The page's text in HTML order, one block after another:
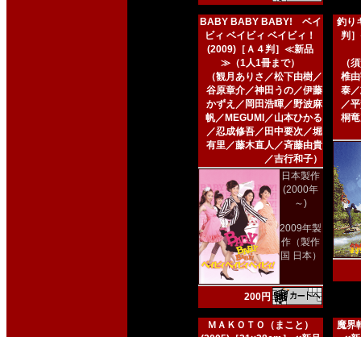
BABY BABY BABY! ベイ
ビィ ベイビィ ベイビィ！
(2009)［Ａ４判］≪新品
≫（1人1冊まで）
（観月ありさ／松下由樹／
谷原章介／神田うの／伊藤
かずえ／岡田浩暉／野波麻
帆／MEGUMI／山本ひかる
／忍成修吾／田中要次／堀
有里／藤木直人／斉藤由貴
／吉行和子）
日本製作
(2000年
～)
2009年製
作（製作
国 日本）
200円
釣り
判
（
椎
泰
／
桐
ＭＡＫＯＴＯ（まこと）
魔界